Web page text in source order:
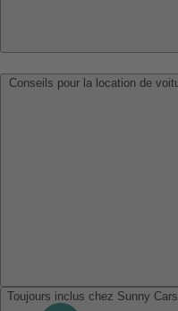
Toujours inclus chez Sunny Cars